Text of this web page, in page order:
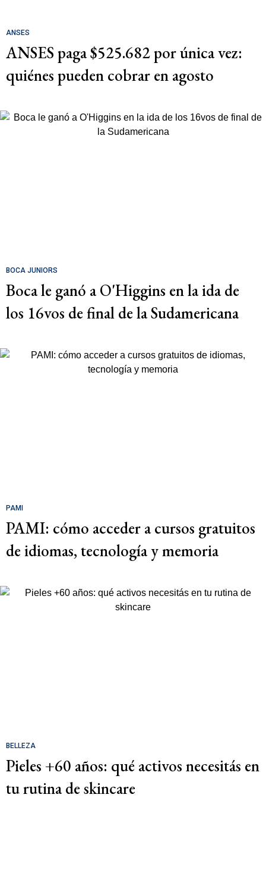
ANSES
ANSES paga $525.682 por única vez:
quiénes pueden cobrar en agosto
BOCA JUNIORS
Boca le ganó a O'Higgins en la ida de
los 16vos de final de la Sudamericana
PAMI
PAMI: cómo acceder a cursos gratuitos
de idiomas, tecnología y memoria
BELLEZA
Pieles +60 años: qué activos necesitás en
tu rutina de skincare